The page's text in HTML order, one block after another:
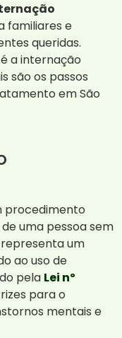
familiares e
queridas.
a internação
são os passos
em São
procedimento
uma pessoa sem
um
ao uso de
pela Lei nº
para o
mentais e